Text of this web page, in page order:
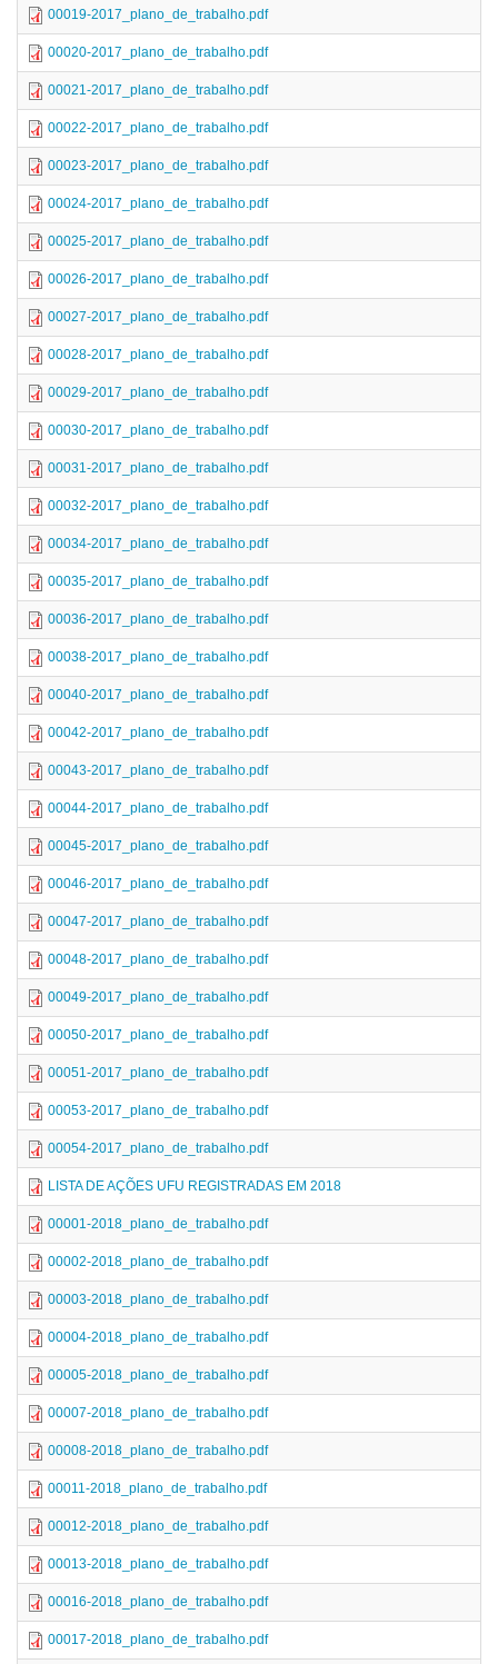
00019-2017_plano_de_trabalho.pdf
00020-2017_plano_de_trabalho.pdf
00021-2017_plano_de_trabalho.pdf
00022-2017_plano_de_trabalho.pdf
00023-2017_plano_de_trabalho.pdf
00024-2017_plano_de_trabalho.pdf
00025-2017_plano_de_trabalho.pdf
00026-2017_plano_de_trabalho.pdf
00027-2017_plano_de_trabalho.pdf
00028-2017_plano_de_trabalho.pdf
00029-2017_plano_de_trabalho.pdf
00030-2017_plano_de_trabalho.pdf
00031-2017_plano_de_trabalho.pdf
00032-2017_plano_de_trabalho.pdf
00034-2017_plano_de_trabalho.pdf
00035-2017_plano_de_trabalho.pdf
00036-2017_plano_de_trabalho.pdf
00038-2017_plano_de_trabalho.pdf
00040-2017_plano_de_trabalho.pdf
00042-2017_plano_de_trabalho.pdf
00043-2017_plano_de_trabalho.pdf
00044-2017_plano_de_trabalho.pdf
00045-2017_plano_de_trabalho.pdf
00046-2017_plano_de_trabalho.pdf
00047-2017_plano_de_trabalho.pdf
00048-2017_plano_de_trabalho.pdf
00049-2017_plano_de_trabalho.pdf
00050-2017_plano_de_trabalho.pdf
00051-2017_plano_de_trabalho.pdf
00053-2017_plano_de_trabalho.pdf
00054-2017_plano_de_trabalho.pdf
LISTA DE AÇÕES UFU REGISTRADAS EM 2018
00001-2018_plano_de_trabalho.pdf
00002-2018_plano_de_trabalho.pdf
00003-2018_plano_de_trabalho.pdf
00004-2018_plano_de_trabalho.pdf
00005-2018_plano_de_trabalho.pdf
00007-2018_plano_de_trabalho.pdf
00008-2018_plano_de_trabalho.pdf
00011-2018_plano_de_trabalho.pdf
00012-2018_plano_de_trabalho.pdf
00013-2018_plano_de_trabalho.pdf
00016-2018_plano_de_trabalho.pdf
00017-2018_plano_de_trabalho.pdf